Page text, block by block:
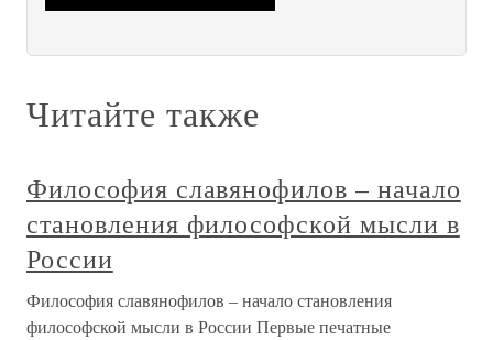
Читайте также
Философия славянофилов – начало
становления философской мысли в
России
Философия славянофилов – начало становления
философской мысли в России Первые печатные